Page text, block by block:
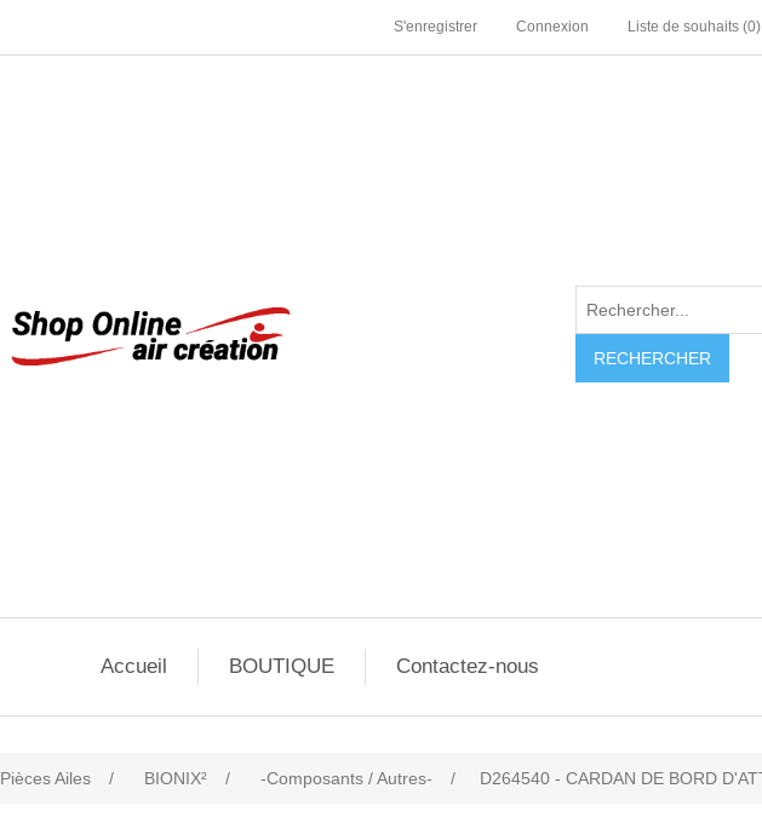
S'enregistrer Connexion Liste de souhaits (0)
RECHERCHER
Accueil BOUTIQUE Contactez-nous
Pièces Ailes / BIONIX² / -Composants / Autres- / D264540 - CARDAN DE BORD